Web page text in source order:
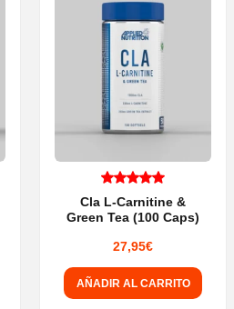
Valorado
de 5
Cla L-Carnitine &
Green Tea (100 Caps)
27,95€
AÑADIR AL CARRITO